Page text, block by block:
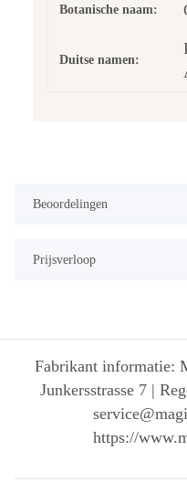
Botanische naam:
Duitse namen:
Beoordelingen
Prijsverloop
Fabrikant informatie:
Junkersstrasse 7 |
https://